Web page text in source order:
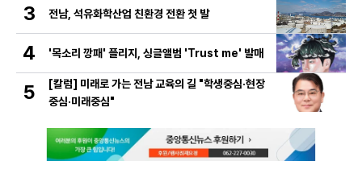
3 전남, 석유화학산업 친환경 전환 첫 발
4 '목소리 깡패' 플리지, 싱글앨범 'Trust me' 발매
5
[칼럼] 미래로 가는 전남 교육의 길 "학생중심·현장
중심·미래중심"